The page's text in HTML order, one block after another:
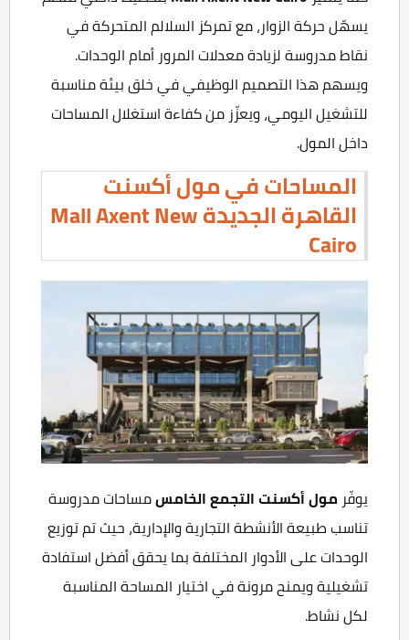
يسهّل حركة الزوار، مع تمركز السلالم المتحركة في
نقاط مدروسة لزيادة معدلات المرور أمام الوحدات.
ويسهم هذا التصميم الوظيفي في خلق بيئة مناسبة
للتشغيل اليومي، ويعزّز من كفاءة استغلال المساحات
داخل المول.
المساحات في مول أكسنت
القاهرة الجديدة Mall Axent New
Cairo
يوفّر مول أكسنت التجمع الخامسمساحات مدروسة
تناسب طبيعة الأنشطة التجارية والإدارية، حيث تم توزيع
الوحدات على الأدوار المختلفة بما يحقق أفضل استفادة
تشغيلية ويمنح مرونة في اختيار المساحة المناسبة
لكل نشاط.